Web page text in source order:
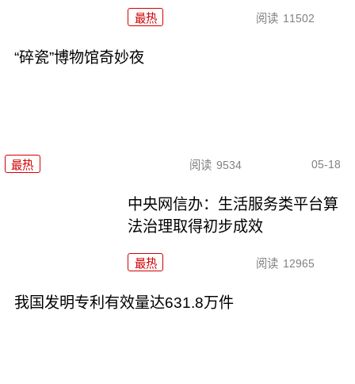
最热 阅读 11502
“碎瓷”博物馆奇妙夜
最热 阅读 9534 05-18
中央网信办：生活服务类平台算
法治理取得初步成效
最热 阅读 12965
我国发明专利有效量达631.8万件